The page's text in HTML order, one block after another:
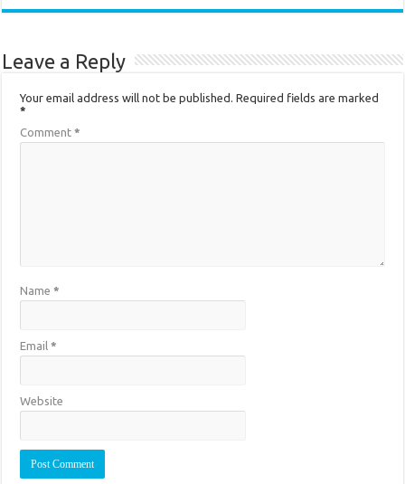
Leave a Reply
Your email address will not be published. Required fields are marked
*
Comment*
Name*
Email*
Website